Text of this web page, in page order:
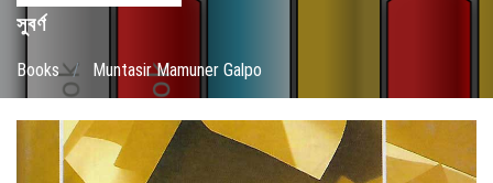
সুবর্ণ
Books / Muntasir Mamuner Galpo